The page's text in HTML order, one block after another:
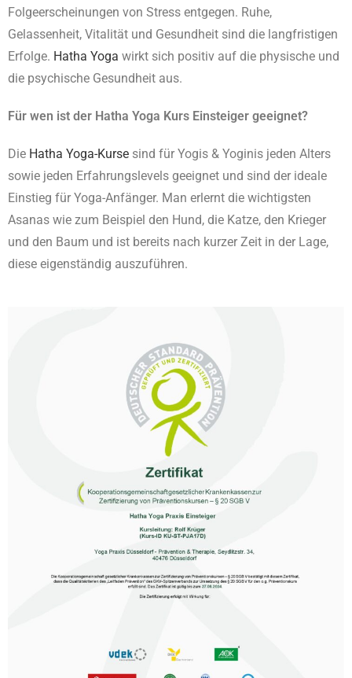
Folgeerscheinungen von Stress entgegen. Ruhe,
Gelassenheit, Vitalität und Gesundheit sind die langfristigen
Erfolge. Hatha Yoga wirkt sich positiv auf die physische und
die psychische Gesundheit aus.
Für wen ist der Hatha Yoga Kurs Einsteiger geeignet?
Die Hatha Yoga-Kurse sind für Yogis & Yoginis jeden Alters
sowie jeden Erfahrungslevels geeignet und sind der ideale
Einstieg für Yoga-Anfänger. Man erlernt die wichtigsten
Asanas wie zum Beispiel den Hund, die Katze, den Krieger
und den Baum und ist bereits nach kurzer Zeit in der Lage,
diese eigenständig auszuführen.